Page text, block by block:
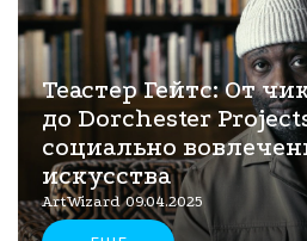
Теастер Гейтс: От
до Dorchester
социально
искусства
ArtWizard 09.04.2025